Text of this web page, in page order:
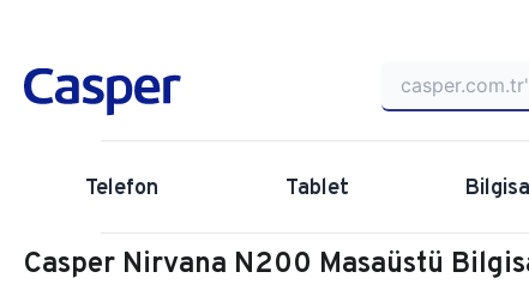
Telefon Tablet
Casper Nirvana N200 Masaüstü